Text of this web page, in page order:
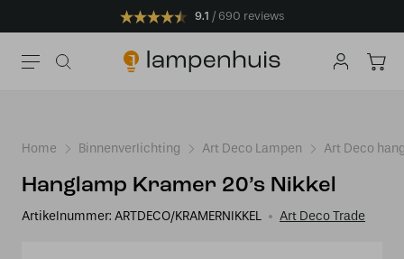
9.1 690 reviews
Home Binnenverlichting Art Deco Lampen Art Deco
Hanglamp Kramer 20’s Nikkel
Artikelnummer: ARTDECO/KRAMERNIKKEL Art Deco Trade